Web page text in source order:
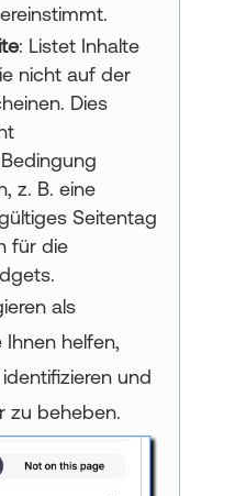
: Listet Inhalte
nicht auf der
Dies
z. B. eine
Seitentag
für die
als
Ihnen helfen,
und
zu beheben.